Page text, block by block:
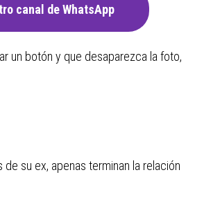
canal de WhatsApp
un botón y que desaparezca la foto,
su ex, apenas terminan la relación